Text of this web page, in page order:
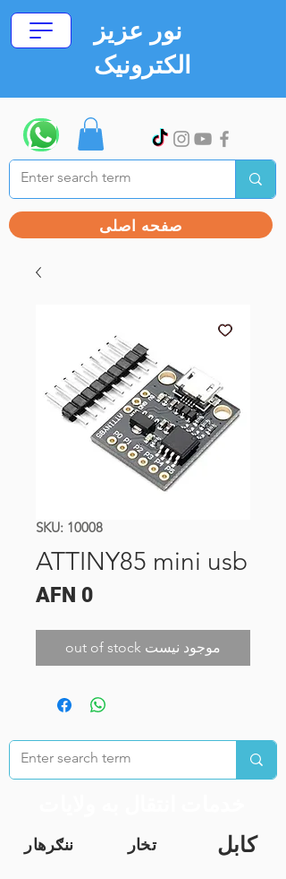
نور عزیز
الکترونیک
صفحه اصلی
SKU: 10008
ATTINY85 mini usb
AFN 0Price
out of stock موجود نیست
ننګرهار تخار کابل